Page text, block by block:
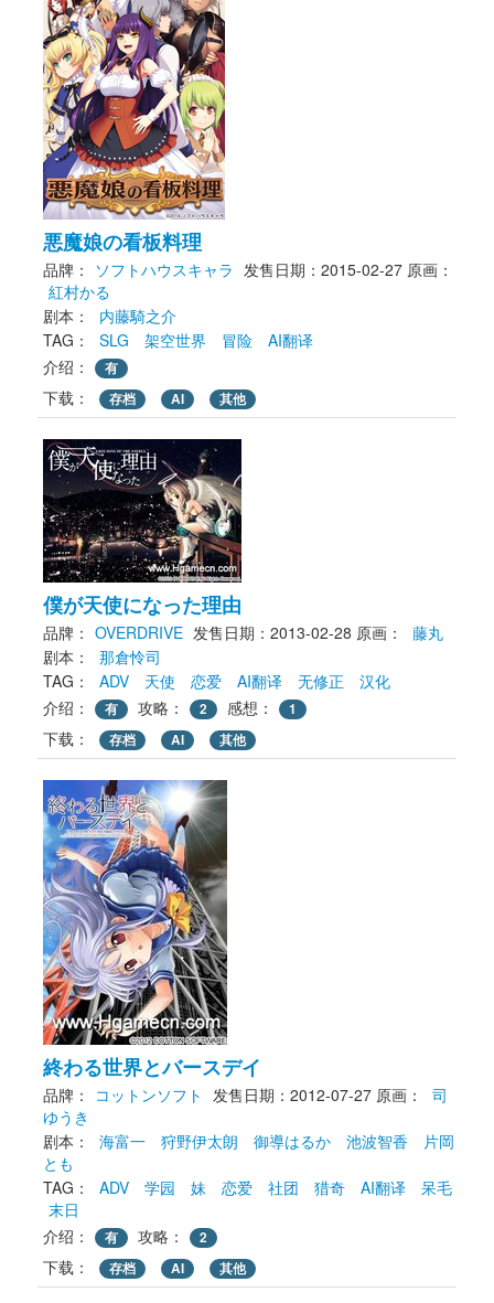
悪魔娘の看板料理
品牌： ソフトハウスキャラ 发售日期：2015-02-27 原画：
紅村かる
剧本：
内藤騎之介
TAG：
SLG 架空世界 冒险
AI翻译
介绍：
有
下载： 存档 AI 其他
僕が天使になった理由
品牌： OVERDRIVE 发售日期：2013-02-28 原画：
藤丸
剧本：
那倉怜司
TAG：
ADV 天使 恋爱 AI翻译 无修正
汉化
介绍：
有 攻略： 2 感想： 1
下载： 存档 AI 其他
終わる世界とバースデイ
品牌： コットンソフト 发售日期：2012-07-27 原画：
司
ゆうき
剧本：
海富一 狩野伊太朗 御導はるか 池波智香
片岡
とも
TAG：
ADV 学园 妹 恋爱 社团 猎奇 AI翻译
呆毛
末日
介绍：
有 攻略： 2
下载： 存档 AI 其他